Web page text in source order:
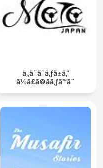
ã‚‚ã¨ã˜ã‚ƒã±ã‚“
ã½ã£ã©ãã‚ƒã™ã¨